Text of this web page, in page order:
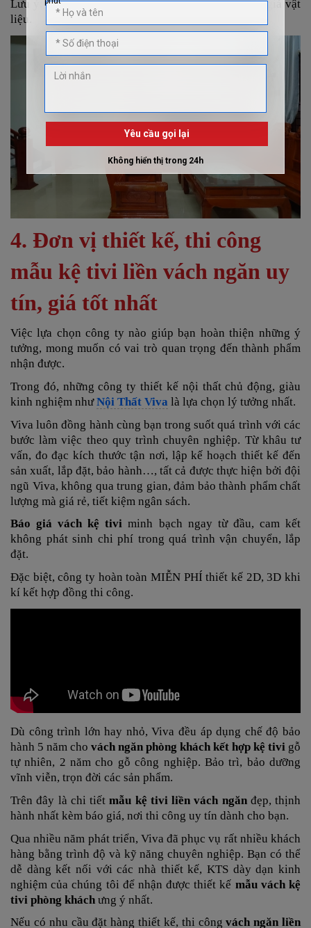
Lưu ý: Bảng giá có thể thay đổi tùy thời điểm theo giá vật
liệu.
4. Đơn vị thiết kế, thi công
mẫu kệ tivi liền vách ngăn uy
tín, giá tốt nhất
Việc lựa chọn công ty nào giúp bạn hoàn thiện những ý
tưởng, mong muốn có vai trò quan trọng đến thành phẩm
nhận được.
Trong đó, những công ty thiết kế nội thất chủ động, giàu
kinh nghiệm nhưNội Thất Viva là lựa chọn lý tưởng nhất.
Viva luôn đồng hành cùng bạn trong suốt quá trình với các
bước làm việc theo quy trình chuyên nghiệp. Từ khâu tư
vấn, đo đạc kích thước tận nơi, lập kế hoạch thiết kế đến
sản xuất, lắp đặt, bảo hành…, tất cả được thực hiện bởi đội
ngũ Viva, không qua trung gian, đảm bảo thành phẩm chất
lượng mà giá rẻ, tiết kiệm ngân sách.
Báo giá vách kệ tivi minh bạch ngay từ đầu, cam kết
không phát sinh chi phí trong quá trình vận chuyển, lắp
đặt.
Đặc biệt, công ty hoàn toàn MIỄN PHÍ thiết kế 2D, 3D khi
kí kết hợp đồng thi công.
Dù công trình lớn hay nhỏ, Viva đều áp dụng chế độ bảo
hành 5 năm cho vách ngăn phòng khách kết hợp kệ tivi gỗ
tự nhiên, 2 năm cho gỗ công nghiệp. Bảo trì, bảo dưỡng
vĩnh viễn, trọn đời các sản phẩm.
Trên đây là chi tiếtmẫu kệ tivi liền vách ngănđẹp, thịnh
hành nhất kèm báo giá, nơi thi công uy tín dành cho bạn.
Qua nhiều năm phát triển, Viva đã phục vụ rất nhiều khách
hàng bằng trình độ và kỹ năng chuyên nghiệp. Bạn có thể
dễ dàng kết nối với các nhà thiết kế, KTS dày dạn kinh
nghiệm của chúng tôi để nhận được thiết kế mẫu vách kệ
tivi phòng khách ưng ý nhất.
Nếu có nhu cầu đặt hàng thiết kế, thi côngvách ngăn liền